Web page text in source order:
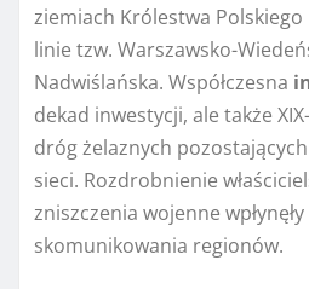
ziemiach Królestwa Polskiego
linie tzw. Warszawsko-
Nadwiślańska. Współczesna
dekad inwestycji, ale także
dróg żelaznych
sieci. Rozdrobnienie
zniszczenia wojenne
skomunikowania regionów.